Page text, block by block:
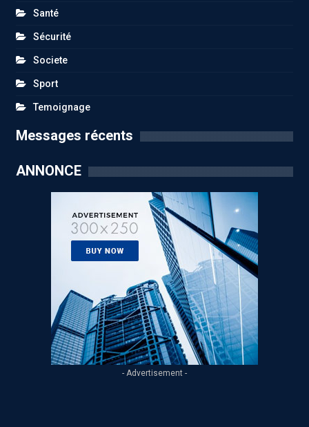
Santé
Sécurité
Societe
Sport
Temoignage
Messages récents
ANNONCE
- Advertisement -